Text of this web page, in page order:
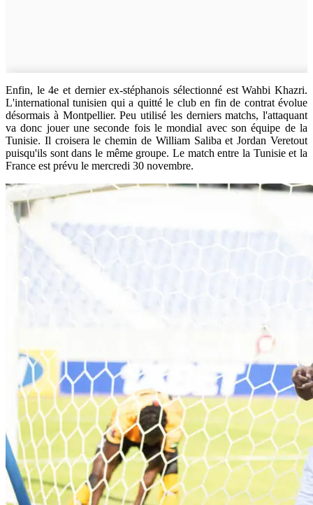
Enfin, le 4e et dernier ex-stéphanois sélectionné est Wahbi Khazri.
L'international tunisien qui a quitté le club en fin de contrat évolue
désormais à Montpellier. Peu utilisé les derniers matchs, l'attaquant
va donc jouer une seconde fois le mondial avec son équipe de la
Tunisie. Il croisera le chemin de William Saliba et Jordan Veretout
puisqu'ils sont dans le même groupe. Le match entre la Tunisie et la
France est prévu le mercredi 30 novembre.